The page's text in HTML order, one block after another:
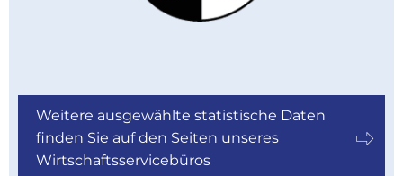
Weitere ausgewählte statistische Daten
finden Sie auf den Seiten unseres
Wirtschaftsservicebüros